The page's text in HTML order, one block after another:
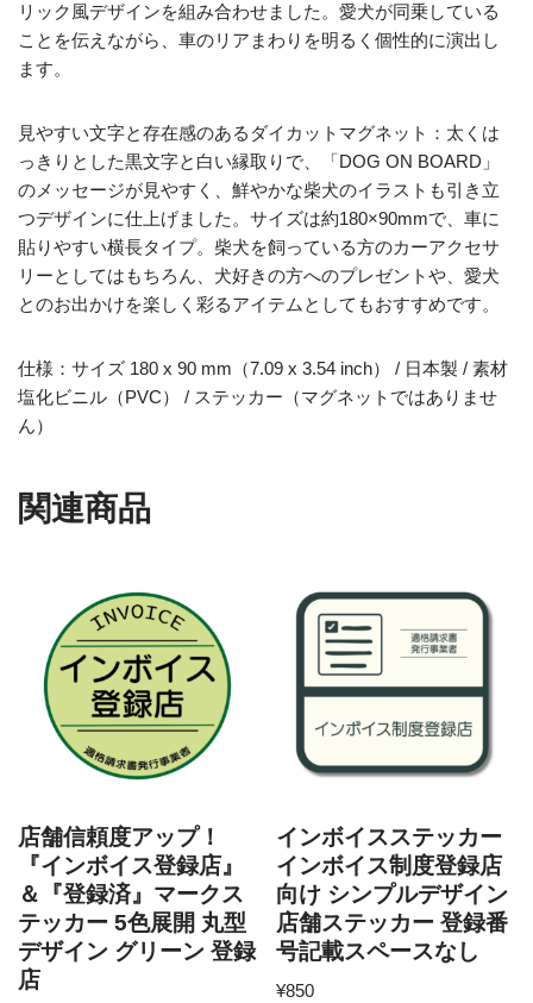
リック風デザインを組み合わせました。愛犬が同乗している
ことを伝えながら、車のリアまわりを明るく個性的に演出し
ます。
見やすい文字と存在感のあるダイカットマグネット：太くは
っきりとした黒文字と白い縁取りで、「DOG ON BOARD」
のメッセージが見やすく、鮮やかな柴犬のイラストも引き立
つデザインに仕上げました。サイズは約180×90mmで、車に
貼りやすい横長タイプ。柴犬を飼っている方のカーアクセサ
リーとしてはもちろん、犬好きの方へのプレゼントや、愛犬
とのお出かけを楽しく彩るアイテムとしてもおすすめです。
仕様：サイズ 180 x 90 mm（7.09 x 3.54 inch） / 日本製 / 素材
塩化ビニル（PVC） / ステッカー（マグネットではありませ
ん）
関連商品
店舗信頼度アップ！
『インボイス登録店』
＆『登録済』マークス
テッカー 5色展開 丸型
デザイン グリーン 登録
店
インボイスステッカー
インボイス制度登録店
向け シンプルデザイン
店舗ステッカー 登録番
号記載スペースなし
¥850